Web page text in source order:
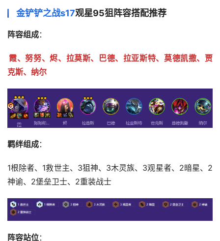
金铲铲之战s17观星95狙阵容搭配推荐
阵容组成：
霞、努努、烬、拉莫斯、巴德、拉亚斯特、莫德凯撒、贾
克斯、纳尔
羁绊组成：
1根除者、1救世主、3狙神、3木灵族、3观星者、2暗星、2
神谕、2堡垒卫士、2重装战士
阵容站位：